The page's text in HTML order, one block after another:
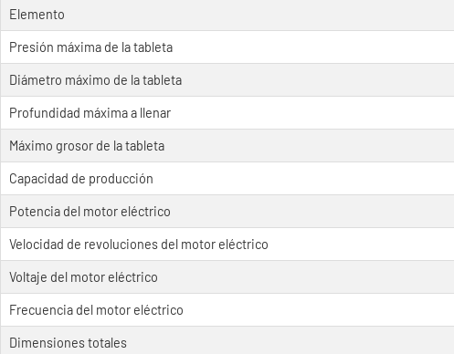
Elemento
Presión máxima de la tableta
Diámetro máximo de la tableta
Profundidad máxima a llenar
Máximo grosor de la tableta
Capacidad de producción
Potencia del motor eléctrico
Velocidad de revoluciones del motor eléctrico
Voltaje del motor eléctrico
Frecuencia del motor eléctrico
Dimensiones totales